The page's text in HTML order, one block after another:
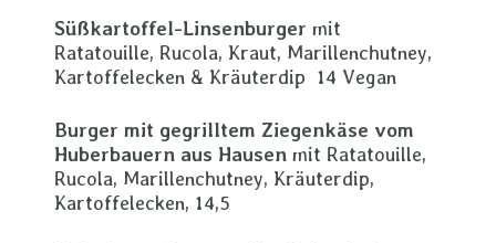
Süßkartoffel-Linsenburger mit
Ratatouille, Rucola, Kraut, Marillenchutney,
Kartoffelecken & Kräuterdip 14 Vegan
Burger mit gegrilltem Ziegenkäse vom
Huberbauern aus Hausen mit Ratatouille,
Rucola, Marillenchutney, Kräuterdip,
Kartoffelecken, 14,5